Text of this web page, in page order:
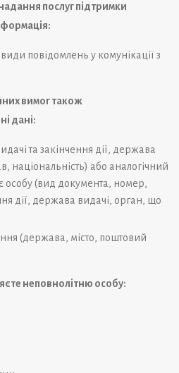
послуг підтримки
повідомлень у комунікації з
вимог також
дані:
та закінчення дії, держава
національність) або аналогічний
особу (вид документа, номер,
дії, держава видачі, орган, що
(держава, місто, поштовий
неповнолітню особу: